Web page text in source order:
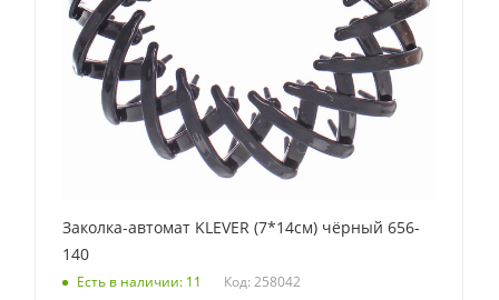
Заколка-автомат KLEVER (7*14см) чёрный 656-
140
Есть в наличии: 11 Код: 258042